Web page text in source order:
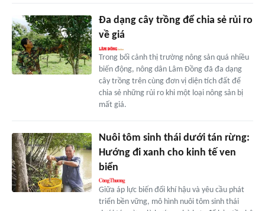
Đa dạng cây trồng để chia sẻ rủi ro
về giá
Trong bối cảnh thị trường nông sản quá nhiều
biến động, nông dân Lâm Đồng đã đa dạng
cây trồng trên cùng đơn vị diện tích đất để
chia sẻ những rủi ro khi một loại nông sản bị
mất giá.
Nuôi tôm sinh thái dưới tán rừng:
Hướng đi xanh cho kinh tế ven
biển
Giữa áp lực biến đổi khí hậu và yêu cầu phát
triển bền vững, mô hình nuôi tôm sinh thái